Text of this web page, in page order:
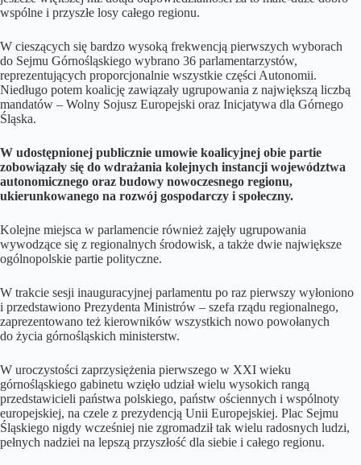
wspólne i przyszłe losy całego regionu.
W cieszących się bardzo wysoką frekwencją pierwszych wyborach
do Sejmu Górnośląskiego wybrano 36 parlamentarzystów,
reprezentujących proporcjonalnie wszystkie części Autonomii.
Niedługo potem koalicję zawiązały ugrupowania z największą liczbą
mandatów – Wolny Sojusz Europejski oraz Inicjatywa dla Górnego
Śląska.
W udostępnionej publicznie umowie koalicyjnej obie partie
zobowiązały się do wdrażania kolejnych instancji województwa
autonomicznego oraz budowy nowoczesnego regionu,
ukierunkowanego na rozwój gospodarczy i społeczny.
Kolejne miejsca w parlamencie również zajęły ugrupowania
wywodzące się z regionalnych środowisk, a także dwie największe
ogólnopolskie partie polityczne.
W trakcie sesji inauguracyjnej parlamentu po raz pierwszy wyłoniono
i przedstawiono Prezydenta Ministrów – szefa rządu regionalnego,
zaprezentowano też kierowników wszystkich nowo powołanych
do życia górnośląskich ministerstw.
W uroczystości zaprzysiężenia pierwszego w XXI wieku
górnośląskiego gabinetu wzięło udział wielu wysokich rangą
przedstawicieli państwa polskiego, państw ościennych i wspólnoty
europejskiej, na czele z prezydencją Unii Europejskiej. Plac Sejmu
Śląskiego nigdy wcześniej nie zgromadził tak wielu radosnych ludzi,
pełnych nadziei na lepszą przyszłość dla siebie i całego regionu.